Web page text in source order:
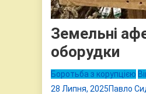
Земельні
оборудки
Боротьба з корупцією
28 Липня, 2025Павло